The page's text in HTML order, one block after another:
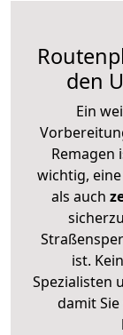
den
Ein
Remagen
wichtig,
als auch
ist.
Spezialisten
damit